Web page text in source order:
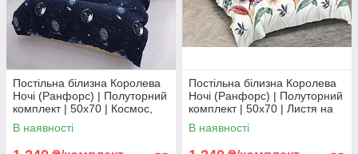
Постільна білизна Королева
Ночі (Ранфорс) | Полуторний
комплект | 50х70 | Космос,
планети, зірки на темно-
синьому
В наявності
Постільна білизна Королева
Ночі (Ранфорс) | Полуторний
комплект | 50х70 | Листя на
світлому та рожевому
В наявності